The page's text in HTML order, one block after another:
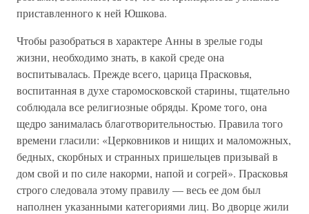
приставленного к ней Юшкова.
Чтобы разобраться в характере Анны в зрелые годы
жизни, необходимо знать, в какой среде она
воспитывалась. Прежде всего, царица Прасковья,
воспитанная в духе старомосковской старины, тщательно
соблюдала все религиозные обряды. Кроме того, она
щедро занималась благотворительностью. Правила того
времени гласили: «Церковников и нищих и маломожных,
бедных, скорбных и странных пришельцев призывай в
дом свой и по силе накорми, напой и согрей». Прасковья
строго следовала этому правилу — весь ее дом был
наполнен указанными категориями лиц. Во дворце жили